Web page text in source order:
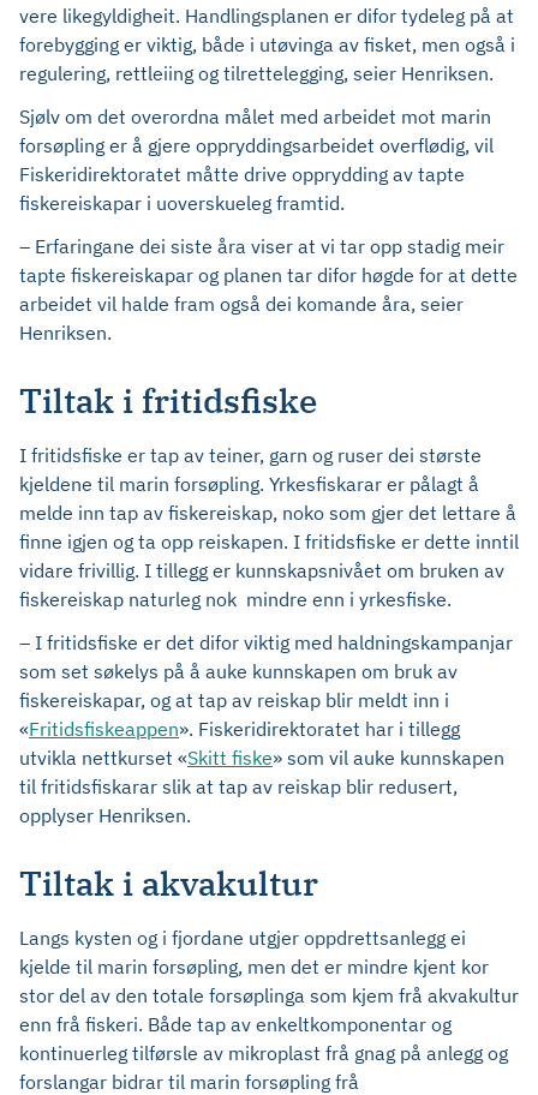
vere likegyldigheit. Handlingsplanen er difor tydeleg på at
forebygging er viktig, både i utøvinga av fisket, men også i
regulering, rettleiing og tilrettelegging, seier Henriksen.
Sjølv om det overordna målet med arbeidet mot marin
forsøpling er å gjere oppryddingsarbeidet overflødig, vil
Fiskeridirektoratet måtte drive opprydding av tapte
fiskereiskapar i uoverskueleg framtid.
– Erfaringane dei siste åra viser at vi tar opp stadig meir
tapte fiskereiskapar og planen tar difor høgde for at dette
arbeidet vil halde fram også dei komande åra, seier
Henriksen.
Tiltak i fritidsfiske
I fritidsfiske er tap av teiner, garn og ruser dei største
kjeldene til marin forsøpling. Yrkesfiskarar er pålagt å
melde inn tap av fiskereiskap, noko som gjer det lettare å
finne igjen og ta opp reiskapen. I fritidsfiske er dette inntil
vidare frivillig. I tillegg er kunnskapsnivået om bruken av
fiskereiskap naturleg nok mindre enn i yrkesfiske.
– I fritidsfiske er det difor viktig med haldningskampanjar
som set søkelys på å auke kunnskapen om bruk av
fiskereiskapar, og at tap av reiskap blir meldt inn i
«Fritidsfiskeappen». Fiskeridirektoratet har i tillegg
utvikla nettkurset «Skitt fiske» som vil auke kunnskapen
til fritidsfiskarar slik at tap av reiskap blir redusert,
opplyser Henriksen.
Tiltak i akvakultur
Langs kysten og i fjordane utgjer oppdrettsanlegg ei
kjelde til marin forsøpling, men det er mindre kjent kor
stor del av den totale forsøplinga som kjem frå akvakultur
enn frå fiskeri. Både tap av enkeltkomponentar og
kontinuerleg tilførsle av mikroplast frå gnag på anlegg og
forslangar bidrar til marin forsøpling frå